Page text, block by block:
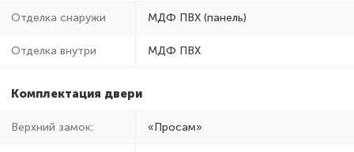
Отделка снаружи МДФ ПВХ (панель)
Отделка внутри МДФ ПВХ
Комплектация двери
Верхний замок: «Просам»